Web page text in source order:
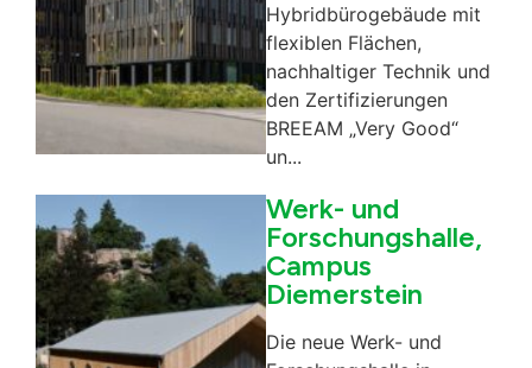
Hybridbürogebäude mit
flexiblen Flächen,
nachhaltiger Technik und
den Zertifizierungen
BREEAM „Very Good“
un...
Werk- und
Forschungshalle,
Campus
Diemerstein
Die neue Werk- und